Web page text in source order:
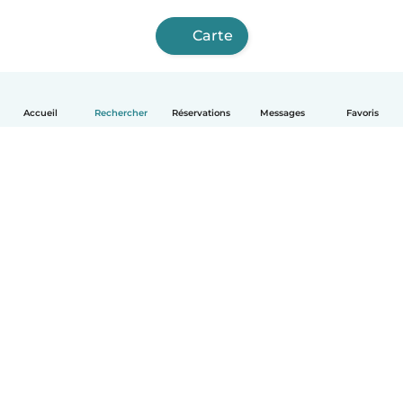
Accueil Rechercher Réservations Messages Favoris
Carte